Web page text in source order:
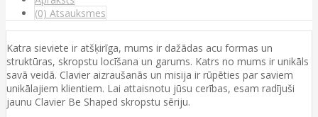
(0) Atsauksmes
Katra sieviete ir atšķirīga, mums ir dažādas acu formas un
struktūras, skropstu locīšana un garums. Katrs no mums ir unikāls
savā veidā. Clavier aizraušanās un misija ir rūpēties par saviem
unikālajiem klientiem. Lai attaisnotu jūsu cerības, esam radījuši
jaunu Clavier Be Shaped skropstu sēriju.